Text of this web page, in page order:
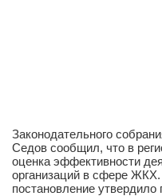
Законодательного
Седов сообщил, что в
оценка эффективности
организаций в сфере
постановление утвердило